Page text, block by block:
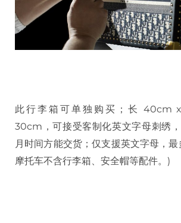
此行李箱可单独购买；长 40cm
30cm，可接受客制化英文字母刺绣
月时间方能交货；仅支援英文字母，最
摩托车不含行李箱、安全帽等配件。)